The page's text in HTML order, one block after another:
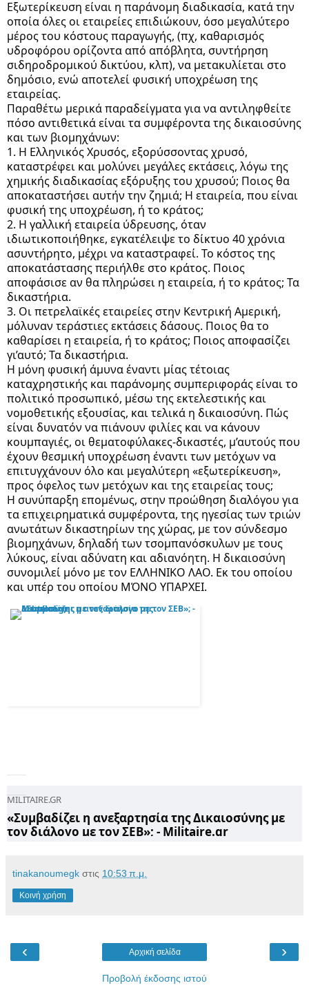
Εξωτερίκευση είναι η παράνομη διαδικασία, κατά την
οποία όλες οι εταιρείες επιδιώκουν, όσο μεγαλύτερο
μέρος του κόστους παραγωγής, (πχ, καθαρισμός
υδροφόρου ορίζοντα από απόβλητα, συντήρηση
σιδηροδρομικού δικτύου, κλπ), να μετακυλίεται στο
δημόσιο, ενώ αποτελεί φυσική υποχρέωση της
εταιρείας.
Παραθέτω μερικά παραδείγματα για να αντιληφθείτε
πόσο αντιθετικά είναι τα συμφέροντα της δικαιοσύνης
και των βιομηχάνων:
1. Η Ελληνικός Χρυσός, εξορύσσοντας χρυσό,
καταστρέφει και μολύνει μεγάλες εκτάσεις, λόγω της
χημικής διαδικασίας εξόρυξης του χρυσού; Ποιος θα
αποκαταστήσει αυτήν την ζημιά; Η εταιρεία, που είναι
φυσική της υποχρέωση, ή το κράτος;
2. Η γαλλική εταιρεία ύδρευσης, όταν
ιδιωτικοποιήθηκε, εγκατέλειψε το δίκτυο 40 χρόνια
ασυντήρητο, μέχρι να καταστραφεί. Το κόστος της
αποκατάστασης περιήλθε στο κράτος. Ποιος
αποφάσισε αν θα πληρώσει η εταιρεία, ή το κράτος; Τα
δικαστήρια.
3. Οι πετρελαϊκές εταιρείες στην Κεντρική Αμερική,
μόλυναν τεράστιες εκτάσεις δάσους. Ποιος θα το
καθαρίσει η εταιρεία, ή το κράτος; Ποιος αποφασίζει
γι’αυτό; Τα δικαστήρια.
Η μόνη φυσική άμυνα έναντι μίας τέτοιας
καταχρηστικής και παράνομης συμπεριφοράς είναι το
πολιτικό προσωπικό, μέσω της εκτελεστικής και
νομοθετικής εξουσίας, και τελικά η δικαιοσύνη. Πώς
είναι δυνατόν να πιάνουν φιλίες και να κάνουν
κουμπαγιές, οι θεματοφύλακες-δικαστές, μ’αυτούς που
έχουν θεσμική υποχρέωση έναντι των μετόχων να
επιτυγχάνουν όλο και μεγαλύτερη «εξωτερίκευση»,
προς όφελος των μετόχων και της εταιρείας τους;
Η συνύπαρξη επομένως, στην προώθηση διαλόγου για
τα επιχειρηματικά συμφέροντα, της ηγεσίας των τριών
ανωτάτων δικαστηρίων της χώρας, με τον σύνδεσμο
βιομηχάνων, δηλαδή των τσομπανόσκυλων με τους
λύκους, είναι αδύνατη και αδιανόητη. Η δικαιοσύνη
συνομιλεί μόνο με τον ΕΛΛΗΝΙΚΟ ΛΑΟ. Εκ του οποίου
και υπέρ του οποίου ΜΌΝΟ ΥΠΑΡΧΕΙ.
MILITAIRE.GR
«Συμβαδίζει η ανεξαρτησία της Δικαιοσύνης με
τον διάλογο με τον ΣΕΒ»; - Militaire.gr
tinakanoumegk στις 10:53 π.μ.
Κοινή χρήση
‹ ›
Αρχική σελίδα
Προβολή έκδοσης ιστού